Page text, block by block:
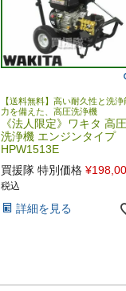
【送料無料】高い耐久性と洗浄
力を備えた、高圧洗浄機
《法人限定》ワキタ 高圧
洗浄機 エンジンタイプ
HPW1513E
買援隊 特別価格 ¥
税込
詳細を見る